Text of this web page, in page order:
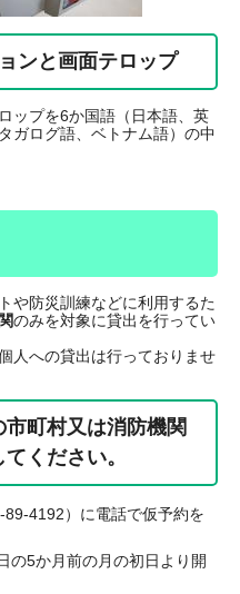
ンと画面テロップ
ップを6か国語（日本語、英
ガログ語、ベトナム語）の中
や防災訓練などに利用するた
のみを対象に貸出を行ってい
人への貸出は行っておりませ
町村又は消防機関
ください。
89-4192）​に電話で仮予約を
の5か月前の月の初日より開